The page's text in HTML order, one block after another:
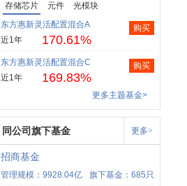
存储芯片 元件
光模块
东方惠新灵活配置混合A
近1年
170.61%
购买
东方惠新灵活配置混合C
近1年
169.83%
购买
更多主题基金>
同公司旗下基金 更多>
招商基金
管理规模：9928.04亿 旗下基金：685只